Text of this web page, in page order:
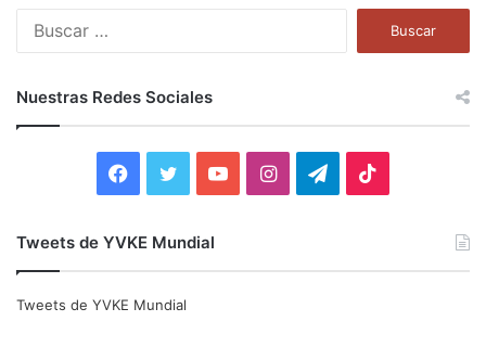
:
Nuestras Redes Sociales
e
t
I
Tweets de YVKE Mundial
Tweets de YVKE Mundial